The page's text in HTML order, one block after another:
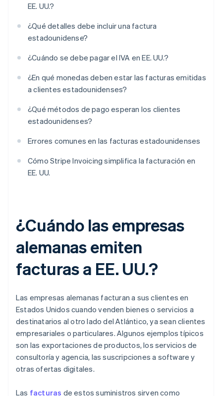
EE. UU.?
¿Qué detalles debe incluir una factura
estadounidense?
¿Cuándo se debe pagar el IVA en EE. UU.?
¿En qué monedas deben estar las facturas emitidas
a clientes estadounidenses?
¿Qué métodos de pago esperan los clientes
estadounidenses?
Errores comunes en las facturas estadounidenses
Cómo Stripe Invoicing simplifica la facturación en
EE. UU.
¿Cuándo las empresas
alemanas emiten
facturas a EE. UU.?
Las empresas alemanas facturan a sus clientes en
Estados Unidos cuando venden bienes o servicios a
destinatarios al otro lado del Atlántico, ya sean clientes
empresariales o particulares. Algunos ejemplos típicos
son las exportaciones de productos, los servicios de
consultoría y agencia, las suscripciones a software y
otras ofertas digitales.
Las facturas de estos suministros sirven como